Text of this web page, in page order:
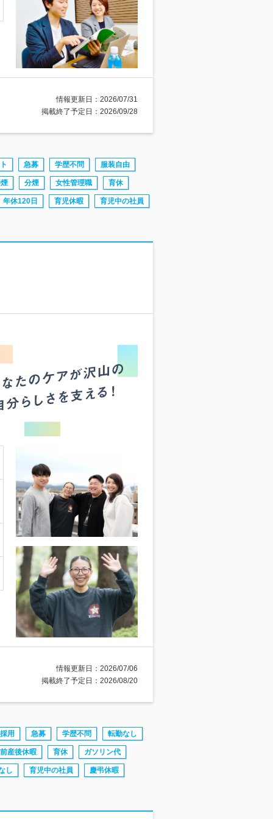
情報更新日：2026/07/31
掲載終了予定日：2026/09/28
急募 学歴不問 服装自由
分煙 女性管理職 育休
年休120日 育児休暇 育児中の社員
情報更新日：2026/07/06
掲載終了予定日：2026/08/20
採用 急募 学歴不問 転勤なし
産後休暇 育休 ガソリン代
し 育児中の社員 慶弔休暇